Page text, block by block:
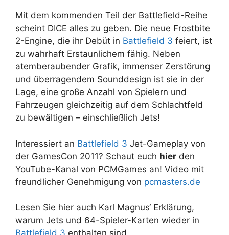
Mit dem kommenden Teil der Battlefield-Reihe
scheint DICE alles zu geben. Die neue Frostbite
2-Engine, die ihr Debüt in Battlefield 3 feiert, ist
zu wahrhaft Erstaunlichem fähig. Neben
atemberaubender Grafik, immenser Zerstörung
und überragendem Sounddesign ist sie in der
Lage, eine große Anzahl von Spielern und
Fahrzeugen gleichzeitig auf dem Schlachtfeld
zu bewältigen – einschließlich Jets!
Interessiert an Battlefield 3 Jet-Gameplay von
der GamesCon 2011? Schaut euch hier den
YouTube-Kanal von PCMGames an! Video mit
freundlicher Genehmigung von pcmasters.de
Lesen Sie hier auch Karl Magnus‘ Erklärung,
warum Jets und 64-Spieler-Karten wieder in